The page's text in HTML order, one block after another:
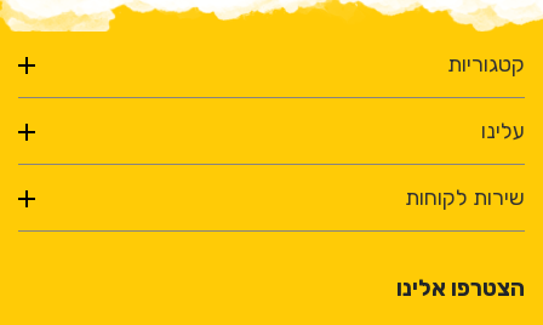
קטגוריות
עלינו
שירות לקוחות
הצטרפו אלינו